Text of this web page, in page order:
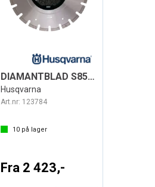
DIAMANTBLAD S85 ELITE-CUT
Husqvarna
Art.nr: 123784
10på lager
Fra 2 423,-